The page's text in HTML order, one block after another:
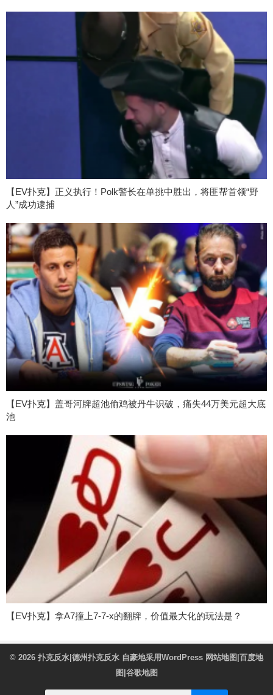
【EV扑克】正义执行！Polk警长在单挑中胜出，将匪帮首领“野
人”成功逮捕
【EV扑克】盖哥河牌超池偷鸡被丹牛识破，痛失44万美元超大底
池
【EV扑克】拿A7撞上7-7-x的翻牌，价值最大化的玩法是？
© 2026 扑克反水|德州扑克反水 自豪地采用WordPress 网站地图 百度地
图 谷歌地图